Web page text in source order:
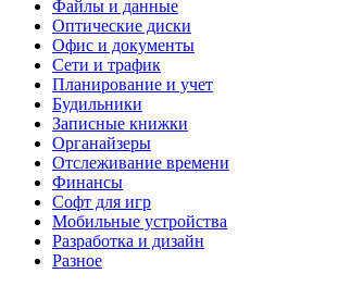
Файлы и данные
Оптические диски
Офис и документы
Сети и трафик
Планирование и учет
Будильники
Записные книжки
Органайзеры
Отслеживание времени
Финансы
Софт для игр
Мобильные устройства
Разработка и дизайн
Разное